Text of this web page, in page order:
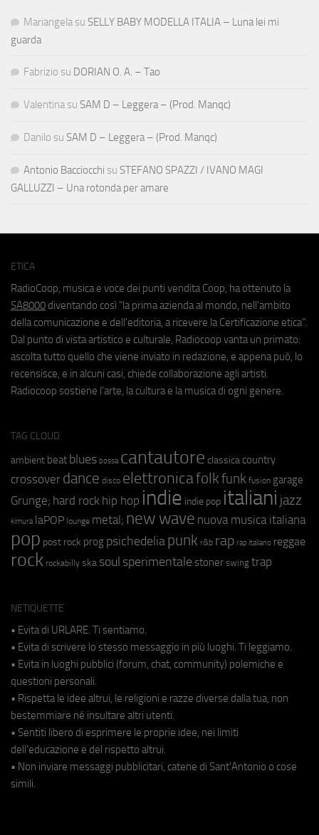
Mariangela su SELLY BABY MODELLA ITALIA – Luna lei mi
guarda
Fabrizio su DORIAN O. A. – Tao
Valentina su SAM D – Leggera – (Prod. Manqc)
Danilo su SAM D – Leggera – (Prod. Manqc)
Antonio Bacciocchi su STEFANO SPAZZI / IVANO MAGI
GALLUZZI – Una rotonda per amare
ETICA
RadioCoop, musica e voce dei punti vendita Coop, ha ottenuto la
SA8000 diventando così "la prima azienda al mondo, nell'ambito
della comunicazione e dell'editoria, a ricevere la Certificazione etica".
Dal punto di vista artistico e culturale, Radiocoop vanta un primato:
ascolta tutto quello che viene inviato in redazione, e appena può, lo
recensisce, e in alcuni casi, chiede collaborazione agli artisti.
Radiocoop sostiene l'arte, la cultura e la musica di ogni genere.
TAG CLOUD
ambient beat blues bossa cantautore classica country
crossover dance disco elettronicafolkfunk fusion garage
Grunge; hard rock hip hop indie indie pop italiani jazz
kimura laPOP lounge metal; new wave nuova musica italiana
pop post rock prog psichedeliapunk r&b rap rap italiano reggae
rock rockabilly ska soul sperimentale stoner swing trap
NETIQUETTE
• Evita di URLARE. Ti sentiamo.
• Evita di scrivere lo stesso messaggio in più luoghi. Ti leggiamo.
• Evita in luoghi pubblici (forum, chat, community) polemiche e
questioni personali.
• Rispetta le idee altrui, le religioni e razze diverse dalla tua, non
bestemmiare né insultare altri utenti.
• Sentiti libero di esprimere le proprie idee, nei limiti
dell'educazione e del rispetto altrui.
• Non inviare messaggi pubblicitari, catene di Sant'Antonio o cose
simili.